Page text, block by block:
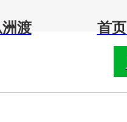
渡 首页